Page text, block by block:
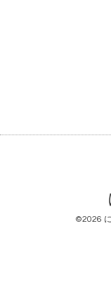
©2026